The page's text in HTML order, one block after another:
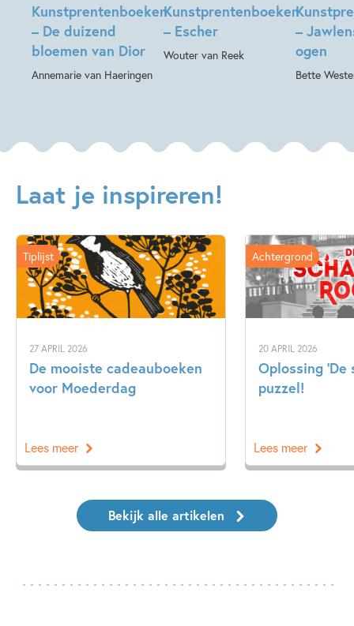
Kunstprentenboeken
– De duizend
bloemen van Dior
Annemarie van Haeringen
Kunstprentenboeken
– Escher
Wouter van Reek
–
ogen
Bette
Laat je inspireren!
27 APRIL 2026
De mooiste cadeauboeken
voor Moederdag
Tiplijst
Lees meer
20 APRIL 2026
Oplossing ‘De
puzzel!
Achtergrond
Lees meer
Bekijk alle artikelen